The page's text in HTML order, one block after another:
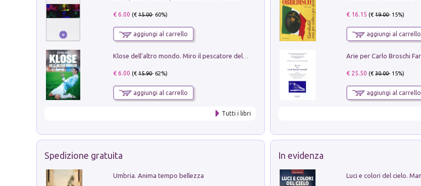
€ 6.00 (€15.00- 60%)
aggiungi al carrello
Klose dell'altro mondo. Miro il pescatore del goal
€ 6.00 (€15.90- 62%)
aggiungi al carrello
Tutti i libri
€ 16.15 (€19.00- 15%)
aggiungi al carrello
€ 25.50 (€30.00- 15%)
aggiungi al carrello
Spedizione gratuita
Umbria. Anima tempo bellezza
In evidenza